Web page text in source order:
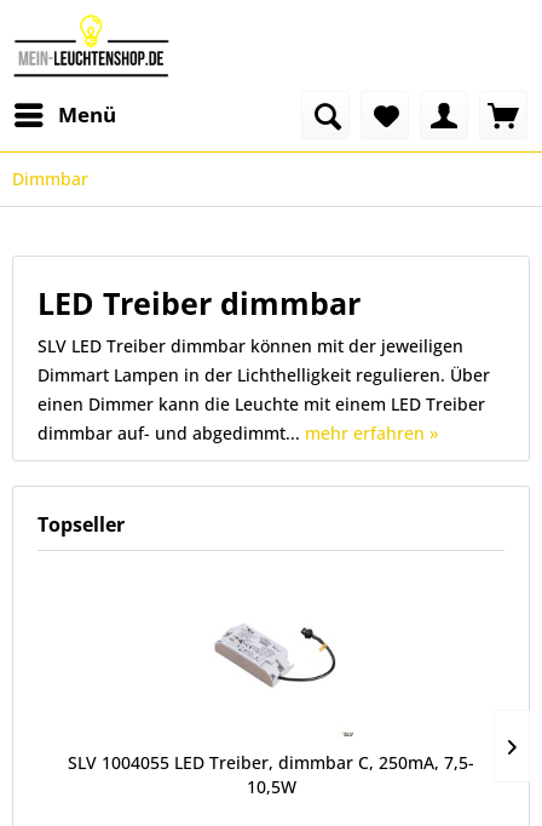
Menü
Dimmbar
LED Treiber dimmbar
SLV LED Treiber dimmbar können mit der jeweiligen
Dimmart Lampen in der Lichthelligkeit regulieren. Über
einen Dimmer kann die Leuchte mit einem LED Treiber
dimmbar auf- und abgedimmt... mehr erfahren »
Topseller
SLV 1004055 LED Treiber, dimmbar C, 250mA, 7,5-
10,5W